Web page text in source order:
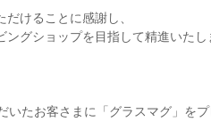
けることに感謝し、
グショップを目指して精進いたし
いたお客さまに「グラスマグ」をプ